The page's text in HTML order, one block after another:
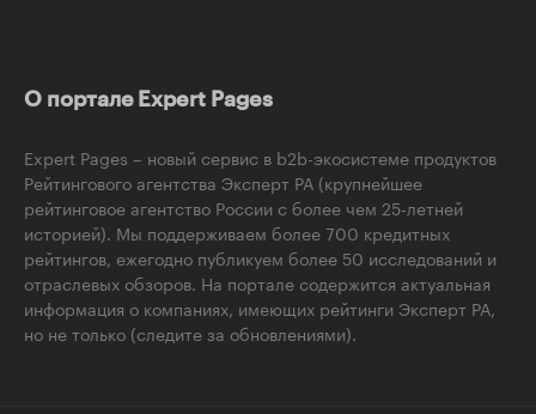
О портале Expert Pages
Expert Pages – новый сервис в b2b-экосистеме продуктов
Рейтингового агентства Эксперт РА (крупнейшее
рейтинговое агентство России с более чем 25-летней
историей). Мы поддерживаем более 700 кредитных
рейтингов, ежегодно публикуем более 50 исследований и
отраслевых обзоров. На портале содержится актуальная
информация о компаниях, имеющих рейтинги Эксперт РА,
но не только (следите за обновлениями).